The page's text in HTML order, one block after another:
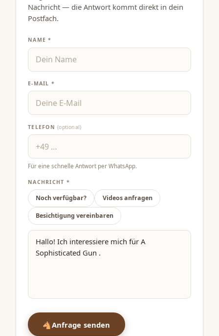
Nachricht — die Antwort kommt direkt in dein
Postfach.
NAME *
E-MAIL *
TELEFON(optional)
Für eine schnelle Antwort per WhatsApp.
NACHRICHT *
Noch verfügbar? Videos anfragen
Besichtigung vereinbaren
🐴Anfrage senden